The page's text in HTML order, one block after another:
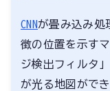
CNNが畳み込み処
徴の位置を示す
ジ検出フィルタ
が光る地図がで